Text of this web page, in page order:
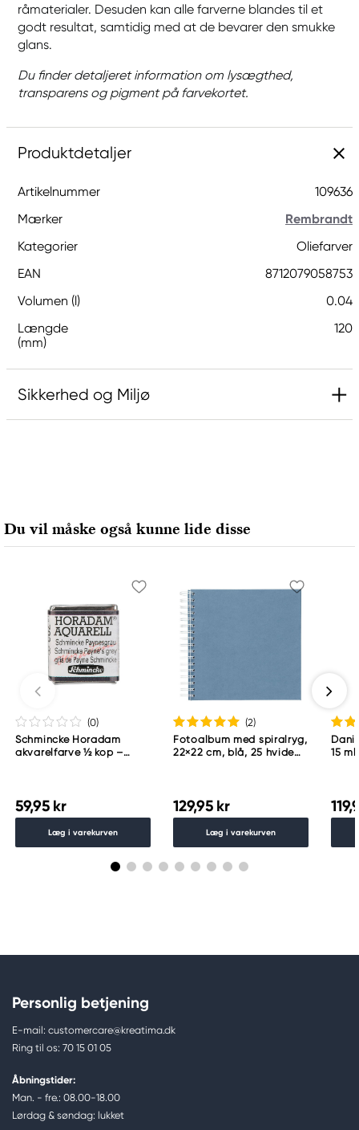
råmaterialer. Desuden kan alle farverne blandes til et
godt resultat, samtidig med at de bevarer den smukke
glans.
Du finder detaljeret information om lysægthed,
transparens og pigment på farvekortet.
Produktdetaljer
Artikelnummer
109636
Mærker
Rembrandt
Kategorier
Oliefarver
EAN
8712079058753
Volumen (l)
0.04
Længde
(mm)
120
Sikkerhed og Miljø
Rembrandt
7311 PD Apeldoorn, Netherlands
info@royaltalens.com
+31 (0)55 527 4700
Du vil måske også kunne lide disse
(0)
Schmincke Horadam
akvarelfarve ½ kop –
59,95 kr
Læg i varekurven
(2)
Fotoalbum med spiralryg,
22×22 cm, blå, 25 hvide
129,95 kr
Læg i varekurven
15
Personlig betjening
E-mail: customercare@kreatima.dk
Ring til os: 70 15 01 05
Åbningstider:
Man. - fre.: 08.00-18.00
Lørdag & søndag: lukket